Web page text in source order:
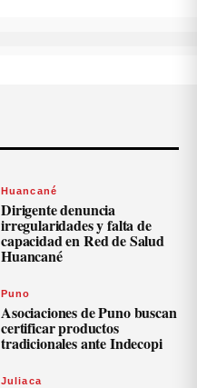
Huancané
Dirigente denuncia
irregularidades y falta de
capacidad en Red de Salud
Huancané
Puno
Asociaciones de Puno buscan
certificar productos
tradicionales ante Indecopi
Juliaca